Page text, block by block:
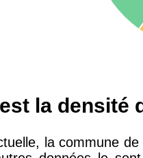
la densité
la commune